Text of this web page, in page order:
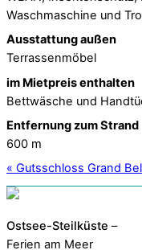
Waschmaschine und
Ausstattung außen
Terrassenmöbel
im Mietpreis enthalten
Bettwäsche und
Entfernung zum Strand
600 m
« Gutsschloss Grand
Ostsee-Steilküste –
Ferien am Meer